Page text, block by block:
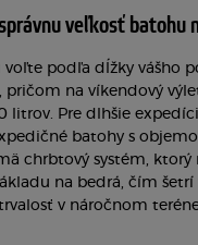
veľkosť batohu
voľte podľa dĺžky vášho
pričom na víkendový
litrov. Pre dlhšie
batohy s
chrbtový systém, ktorý
na bedrá, čím šetrí
v náročnom